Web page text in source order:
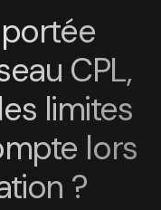
CPL,
limites
lors
?